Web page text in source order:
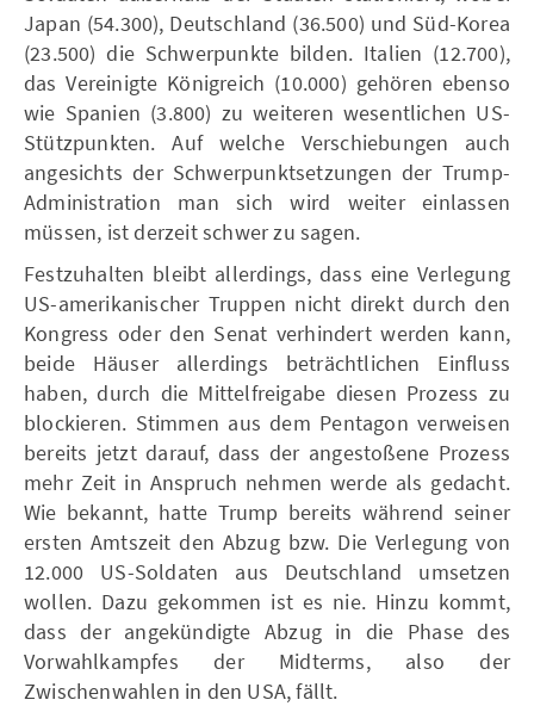
Japan (54.300), Deutschland (36.500) und Süd-Korea
(23.500) die Schwerpunkte bilden. Italien (12.700),
das Vereinigte Königreich (10.000) gehören ebenso
wie Spanien (3.800) zu weiteren wesentlichen US-
Stützpunkten. Auf welche Verschiebungen auch
angesichts der Schwerpunktsetzungen der Trump-
Administration man sich wird weiter einlassen
müssen, ist derzeit schwer zu sagen.
Festzuhalten bleibt allerdings, dass eine Verlegung
US-amerikanischer Truppen nicht direkt durch den
Kongress oder den Senat verhindert werden kann,
beide Häuser allerdings beträchtlichen Einfluss
haben, durch die Mittelfreigabe diesen Prozess zu
blockieren. Stimmen aus dem Pentagon verweisen
bereits jetzt darauf, dass der angestoßene Prozess
mehr Zeit in Anspruch nehmen werde als gedacht.
Wie bekannt, hatte Trump bereits während seiner
ersten Amtszeit den Abzug bzw. Die Verlegung von
12.000 US-Soldaten aus Deutschland umsetzen
wollen. Dazu gekommen ist es nie. Hinzu kommt,
dass der angekündigte Abzug in die Phase des
Vorwahlkampfes der Midterms, also der
Zwischenwahlen in den USA, fällt.